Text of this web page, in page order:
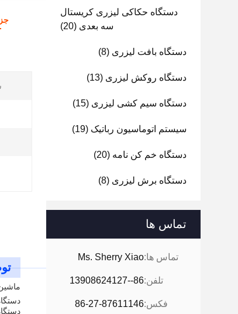
دستگاه حکاکی لیزری کریستال
سه بعدی (20)
دستگاه بافت لیزری (8)
دستگاه روکش لیزری (13)
دستگاه سیم کشی لیزری (15)
سیستم اتوماسیون رباتیک (19)
دستگاه خم کن نامه (20)
دستگاه برش لیزری (8)
تماس ها
تماس ها:Ms. Sherry Xiao
تلفن:86--13908624127
فکس:86-27-87611146